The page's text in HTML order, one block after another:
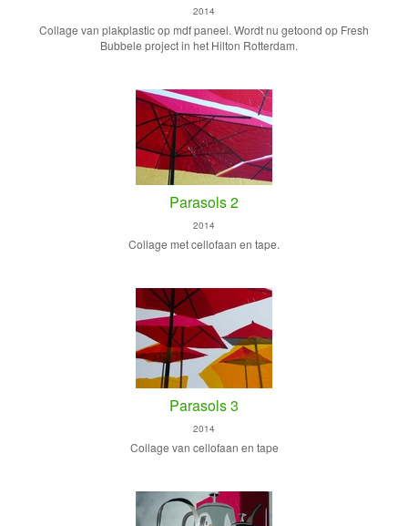
2014
Collage van plakplastic op mdf paneel. Wordt nu getoond op Fresh
Bubbele project in het Hilton Rotterdam.
Parasols 2
2014
Collage met cellofaan en tape.
Parasols 3
2014
Collage van cellofaan en tape